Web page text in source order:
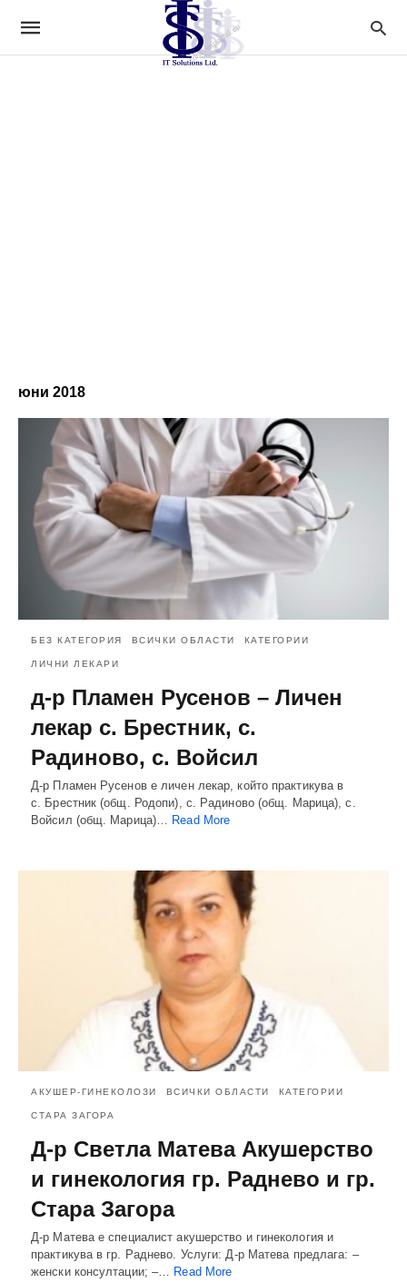
юни 2018
БЕЗ КАТЕГОРИЯ ВСИЧКИ ОБЛАСТИ КАТЕГОРИИ
ЛИЧНИ ЛЕКАРИ
д-р Пламен Русенов – Личен
лекар с. Брестник, с.
Радиново, с. Войсил
Д-р Пламен Русенов е личен лекар, който практикува в
с. Брестник (общ. Родопи), с. Радиново (общ. Марица), с.
Войсил (общ. Марица)… Read More
АКУШЕР-ГИНЕКОЛОЗИ ВСИЧКИ ОБЛАСТИ КАТЕГОРИИ
СТАРА ЗАГОРА
Д-р Светла Матева Акушерство
и гинекология гр. Раднево и гр.
Стара Загора
Д-р Матева е специалист акушерство и гинекология и
практикува в гр. Раднево. Услуги: Д-р Матева предлага: –
женски консултации; –… Read More